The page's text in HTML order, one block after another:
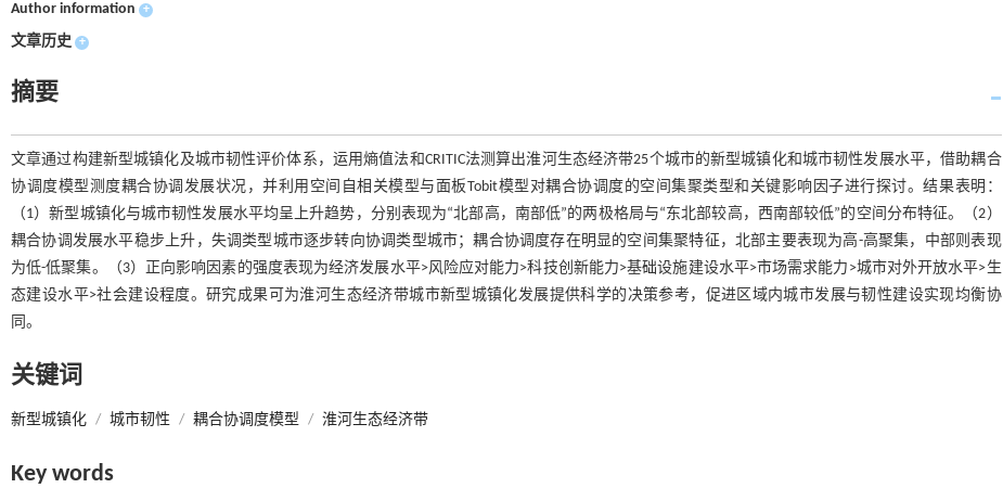
Author information +
文章历史 +
摘要
文章通过构建新型城镇化及城市韧性评价体系，运用熵值法和CRITIC法测算出淮河生态经济带25个城市的新型城镇化和城市韧性发展水平，借助耦合
协调度模型测度耦合协调发展状况，并利用空间自相关模型与面板Tobit模型对耦合协调度的空间集聚类型和关键影响因子进行探讨。结果表明：
（1）新型城镇化与城市韧性发展水平均呈上升趋势，分别表现为“北部高，南部低”的两极格局与“东北部较高，西南部较低”的空间分布特征。（2）
耦合协调发展水平稳步上升，失调类型城市逐步转向协调类型城市；耦合协调度存在明显的空间集聚特征，北部主要表现为高-高聚集，中部则表现
为低-低聚集。（3）正向影响因素的强度表现为经济发展水平>风险应对能力>科技创新能力>基础设施建设水平>市场需求能力>城市对外开放水平>生
态建设水平>社会建设程度。研究成果可为淮河生态经济带城市新型城镇化发展提供科学的决策参考，促进区域内城市发展与韧性建设实现均衡协
同。
关键词
新型城镇化 / 城市韧性 / 耦合协调度模型 / 淮河生态经济带
Key words